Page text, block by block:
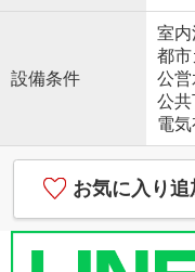
設備条件
室
都市
公営
公共
電気
お気に入り追